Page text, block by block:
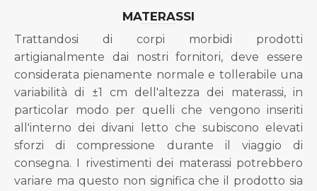
MATERASSI
Trattandosi di corpi morbidi prodotti
artigianalmente dai nostri fornitori, deve essere
considerata pienamente normale e tollerabile una
variabilità di ±1 cm dell'altezza dei materassi, in
particolar modo per quelli che vengono inseriti
all'interno dei divani letto che subiscono elevati
sforzi di compressione durante il viaggio di
consegna. I rivestimenti dei materassi potrebbero
variare ma questo non significa che il prodotto sia